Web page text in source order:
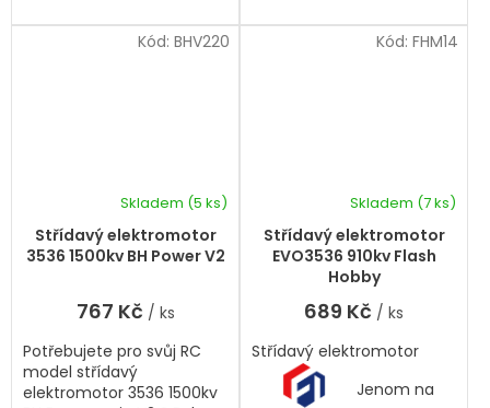
Střídavý elektromotor
3536 1500kv BH Power V2
Skladem (5 ks)
767 Kč / ks
Potřebujete pro svůj RC
model střídavý
elektromotor 3536 1500kv
Kód: BHV220
Střídavý elektromotor
EVO3536 910kv Flash
Hobby
Skladem (7 ks)
689 Kč / ks
Střídavý elektromotor
Jenom na
Kód: FHM14